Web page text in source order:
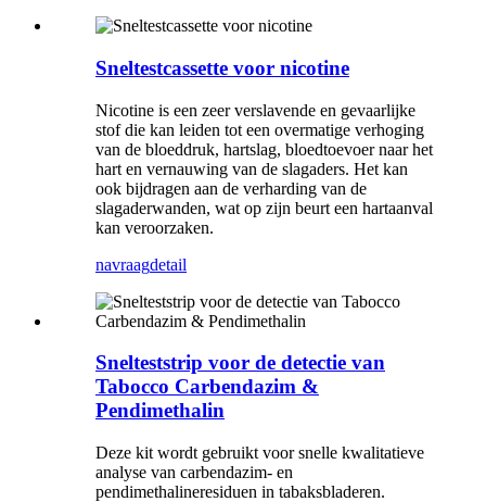
Sneltestcassette voor nicotine
Nicotine is een zeer verslavende en gevaarlijke
stof die kan leiden tot een overmatige verhoging
van de bloeddruk, hartslag, bloedtoevoer naar het
hart en vernauwing van de slagaders. Het kan
ook bijdragen aan de verharding van de
slagaderwanden, wat op zijn beurt een hartaanval
kan veroorzaken.
navraagdetail
Snelteststrip voor de detectie van
Tabocco Carbendazim &
Pendimethalin
Deze kit wordt gebruikt voor snelle kwalitatieve
analyse van carbendazim- en
pendimethalineresiduen in tabaksbladeren.